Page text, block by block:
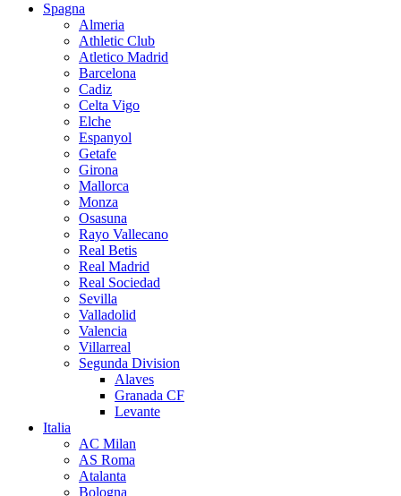
Spagna
Almeria
Athletic Club
Atletico Madrid
Barcelona
Cadiz
Celta Vigo
Elche
Espanyol
Getafe
Girona
Mallorca
Monza
Osasuna
Rayo Vallecano
Real Betis
Real Madrid
Real Sociedad
Sevilla
Valladolid
Valencia
Villarreal
Segunda Division
Alaves
Granada CF
Levante
Italia
AC Milan
AS Roma
Atalanta
Bologna